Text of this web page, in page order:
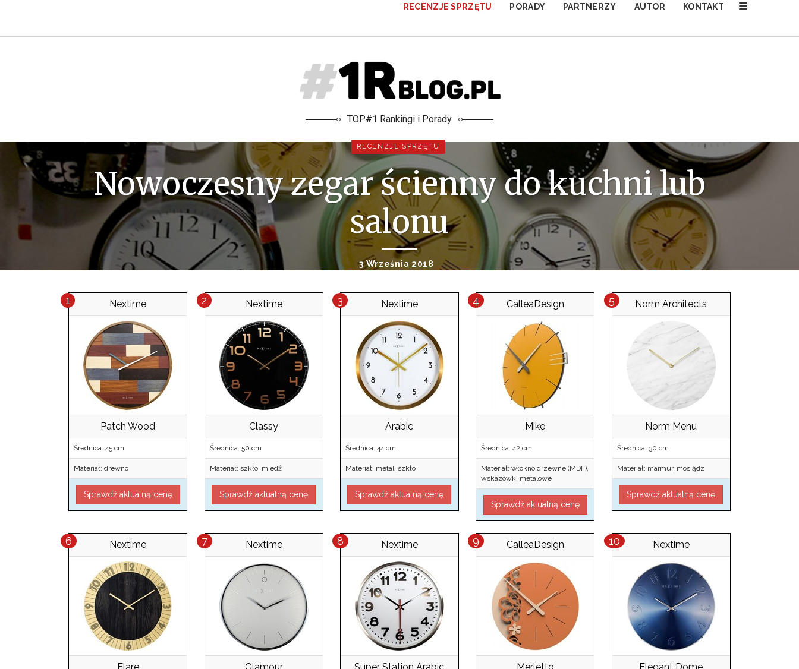
RECENZJE SPRZĘTU PORADY PARTNERZY AUTOR KONTAKT
TOP#1 Rankingi i Porady
RECENZJE SPRZĘTU
Nowoczesny zegar ścienny do kuchni lub
salonu
3 Września 2018
Nextime
Patch Wood
Średnica: 45 cm
Materiał: drewno
Sprawdź aktualną cenę
Nextime
Classy
Średnica: 50 cm
Materiał: szkło, miedź
Sprawdź aktualną cenę
Nextime
Arabic
Średnica: 44 cm
Materiał: metal, szkło
Sprawdź aktualną cenę
CalleaDesign
Mike
Średnica: 42 cm
Materiał: włókno drzewne (MDF),
wskazówki metalowe
Sprawdź aktualną cenę
Norm Architects
Norm Menu
Średnica: 30 cm
Materiał: marmur, mosiądz
Sprawdź aktualną cenę
Nextime Nextime Nextime CalleaDesign Nextime